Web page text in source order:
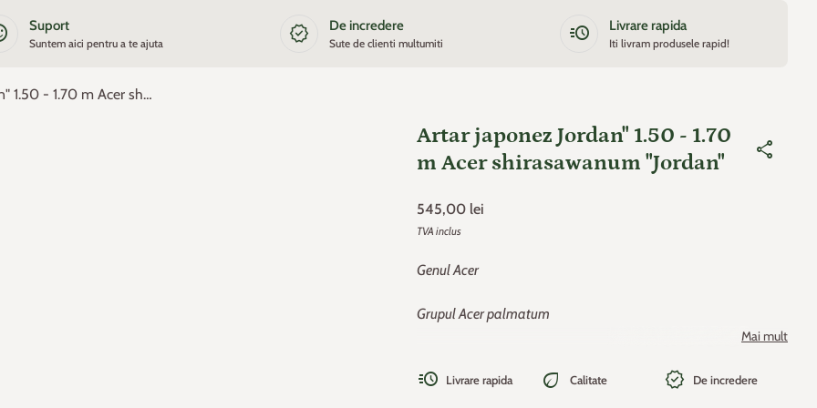
Suport
Suntem aici pentru a te ajuta new_releases De incredere
Sute de clienti multumiti acute Livrare rapida
Iti livram produsele rapid!
Artar japonez Jordan" 1.50 - 1.70 m Acer shirasawanum "Jordan"
Artar japonez Jordan" 1.50 - 1.70
m Acer shirasawanum "Jordan"
share
Pret de baza
545,00 lei
TVA inclus
Genul Acer
Grupul Acer palmatum
foioase/mică de copac , originară din Asia și foarte populară
Mai mult
acute Livrare rapida eco Calitate new_releases De incredere